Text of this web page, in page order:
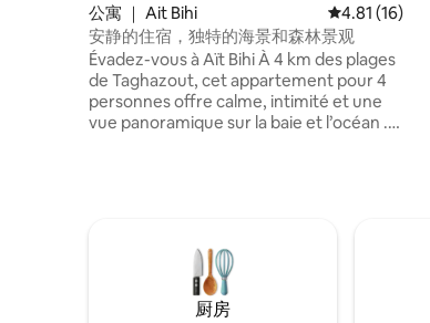
公寓 ｜ Ait Bihi 平均评分
4.81 (16)
安静的住宿，独特的海景和森林景观
Évadez-vous à Aït Bihi À 4 km des plages
de Taghazout, cet appartement pour 4
personnes offre calme, intimité et une
vue panoramique sur la baie et l’océan .
sur la baie de Taghazout ,Superbe
rooftop, le bâtiment peut être privatisé
pour séminaire, mariage ou anniversaire ,
le bâtiment peut loger jusqu’à 20 max.
厨房